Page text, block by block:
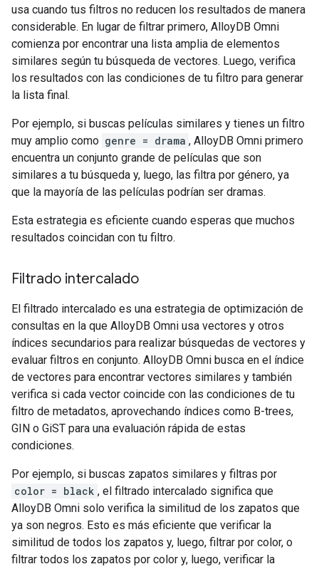
usa cuando tus filtros no reducen los resultados de manera
considerable. En lugar de filtrar primero, AlloyDB Omni
comienza por encontrar una lista amplia de elementos
similares según tu búsqueda de vectores. Luego, verifica
los resultados con las condiciones de tu filtro para generar
la lista final.
Por ejemplo, si buscas películas similares y tienes un filtro
muy amplio como genre = drama , AlloyDB Omni primero
encuentra un conjunto grande de películas que son
similares a tu búsqueda y, luego, las filtra por género, ya
que la mayoría de las películas podrían ser dramas.
Esta estrategia es eficiente cuando esperas que muchos
resultados coincidan con tu filtro.
Filtrado intercalado
El filtrado intercalado es una estrategia de optimización de
consultas en la que AlloyDB Omni usa vectores y otros
índices secundarios para realizar búsquedas de vectores y
evaluar filtros en conjunto. AlloyDB Omni busca en el índice
de vectores para encontrar vectores similares y también
verifica si cada vector coincide con las condiciones de tu
filtro de metadatos, aprovechando índices como B-trees,
GIN o GiST para una evaluación rápida de estas
condiciones.
Por ejemplo, si buscas zapatos similares y filtras por
color = black , el filtrado intercalado significa que
AlloyDB Omni solo verifica la similitud de los zapatos que
ya son negros. Esto es más eficiente que verificar la
similitud de todos los zapatos y, luego, filtrar por color, o
filtrar todos los zapatos por color y, luego, verificar la